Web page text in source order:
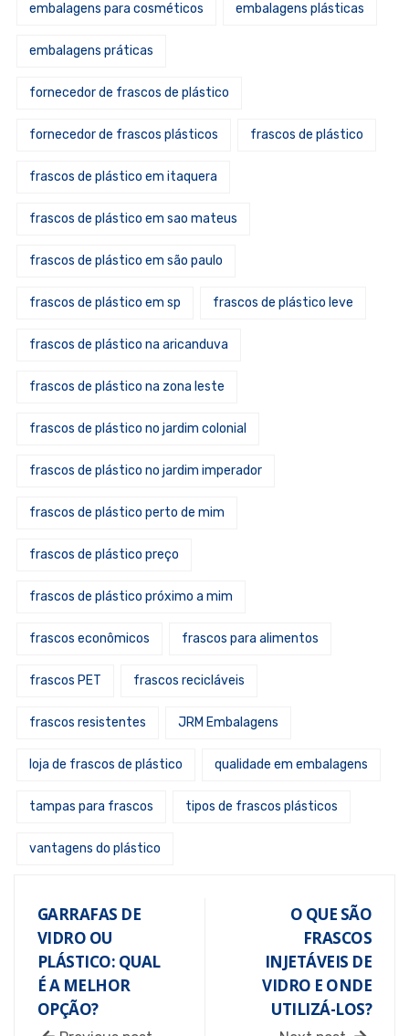
embalagens para cosméticos embalagens plásticas
embalagens práticas
fornecedor de frascos de plástico
fornecedor de frascos plásticos frascos de plástico
frascos de plástico em itaquera
frascos de plástico em sao mateus
frascos de plástico em são paulo
frascos de plástico em sp frascos de plástico leve
frascos de plástico na aricanduva
frascos de plástico na zona leste
frascos de plástico no jardim colonial
frascos de plástico no jardim imperador
frascos de plástico perto de mim
frascos de plástico preço
frascos de plástico próximo a mim
frascos econômicos frascos para alimentos
frascos PET frascos recicláveis
frascos resistentes JRM Embalagens
loja de frascos de plástico qualidade em embalagens
tampas para frascos tipos de frascos plásticos
vantagens do plástico
GARRAFAS DE
VIDRO OU
PLÁSTICO: QUAL
É A MELHOR
OPÇÃO?
O QUE SÃO
FRASCOS
INJETÁVEIS DE
VIDRO E ONDE
UTILIZÁ-LOS?